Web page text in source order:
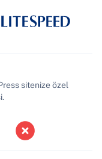
sitenize özel